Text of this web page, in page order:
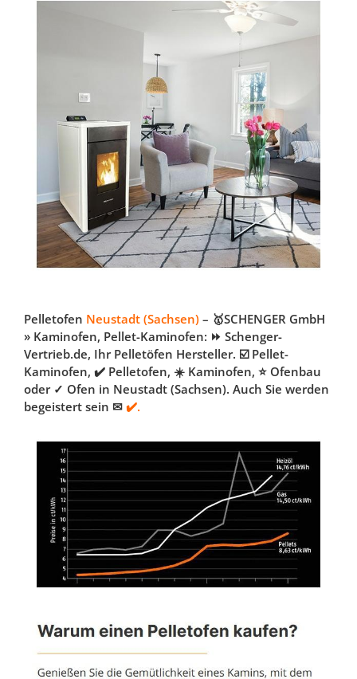
Pelletofen Neustadt (Sachsen) – 🥇SCHENGER GmbH
» Kaminofen, Pellet-Kaminofen: ⏩ Schenger-
Vertrieb.de, Ihr Pelletöfen Hersteller. ☑️ Pellet-
Kaminofen, ✔️ Pelletofen, ☀️ Kaminofen, ⭐ Ofenbau
oder ✓ Ofen in Neustadt (Sachsen). Auch Sie werden
begeistert sein ✉ ✔️.